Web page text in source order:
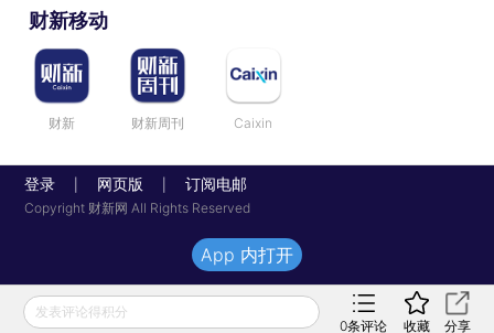
财新移动
财新 财新周刊 Caixin
登录 网页版 订阅电邮
Copyright 财新网 All Rights Reserved
发表评论得积分
0条评论 收藏 分享
App 内打开